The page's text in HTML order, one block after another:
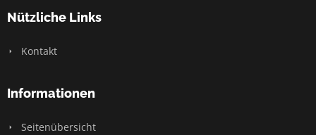
Nützliche Links
Kontakt
Informationen
Seitenübersicht